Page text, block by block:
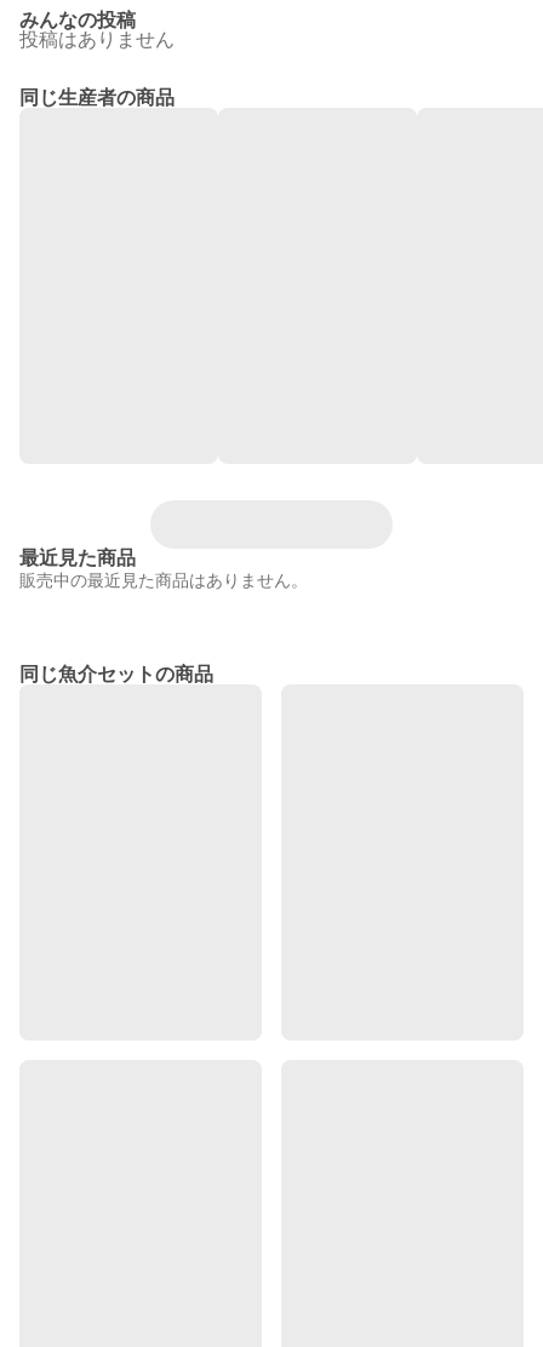
みんなの投稿
投稿はありません
同じ生産者の商品
最近見た商品
販売中の最近見た商品はありません。
同じ魚介セットの商品